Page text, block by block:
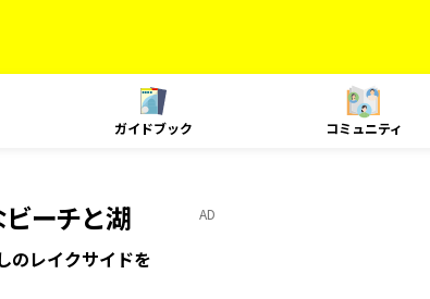
ガイドブック コミュニティ
ーチと湖
のレイクサイドを
AD